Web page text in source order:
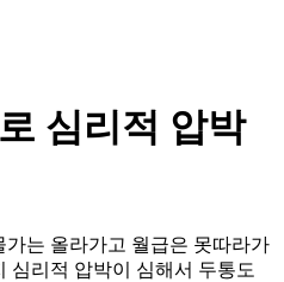
심리적 압박
는 올라가고 월급은 못따라가
심리적 압박이 심해서 두통도